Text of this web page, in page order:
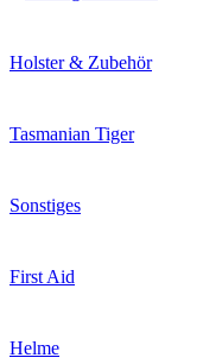
Holster & Zubehör
Tasmanian Tiger
Sonstiges
First Aid
Helme